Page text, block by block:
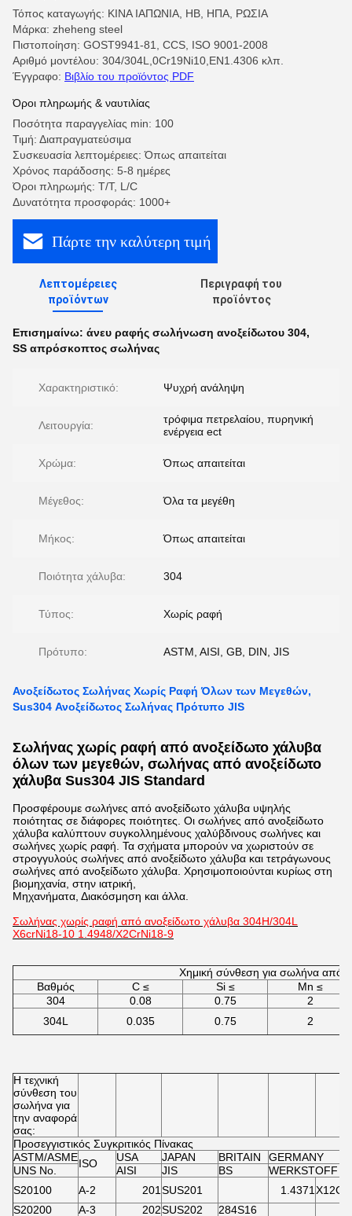
Τόπος καταγωγής: ΚΙΝΑ ΙΑΠΩΝΙΑ, ΗΒ, ΗΠΑ, ΡΩΣΙΑ
Μάρκα: zheheng steel
Πιστοποίηση: GOST9941-81, CCS, ISO 9001-2008
Αριθμό μοντέλου: 304/304L,0Cr19Ni10,EN1.4306 κλπ.
Έγγραφο: Βιβλίο του προϊόντος PDF
Όροι πληρωμής & ναυτιλίας
Ποσότητα παραγγελίας min: 100
Τιμή: Διαπραγματεύσιμα
Συσκευασία λεπτομέρειες: Όπως απαιτείται
Χρόνος παράδοσης: 5-8 ημέρες
Όροι πληρωμής: T/T, L/C
Δυνατότητα προσφοράς: 1000+
Πάρτε την καλύτερη τιμή
Λεπτομέρειες
προϊόντων
Περιγραφή του
προϊόντος
Επισημαίνω: άνευ ραφής σωλήνωση ανοξείδωτου 304,
SS απρόσκοπτος σωλήνας
Χαρακτηριστικό: Ψυχρή ανάληψη
Λειτουργία:
τρόφιμα πετρελαίου, πυρηνική
ενέργεια ect
Χρώμα: Όπως απαιτείται
Μέγεθος: Όλα τα μεγέθη
Μήκος: Όπως απαιτείται
Ποιότητα χάλυβα: 304
Τύπος: Χωρίς ραφή
Πρότυπο: ASTM, AISI, GB, DIN, JIS
Ανοξείδωτος Σωλήνας Χωρίς Ραφή Όλων των Μεγεθών,
Sus304 Ανοξείδωτος Σωλήνας Πρότυπο JIS
Σωλήνας χωρίς ραφή από ανοξείδωτο χάλυβα
όλων των μεγεθών, σωλήνας από ανοξείδωτο
χάλυβα Sus304 JIS Standard
Προσφέρουμε σωλήνες από ανοξείδωτο χάλυβα υψηλής
ποιότητας σε διάφορες ποιότητες. Οι σωλήνες από ανοξείδωτο
χάλυβα καλύπτουν συγκολλημένους χαλύβδινους σωλήνες και
σωλήνες χωρίς ραφή. Τα σχήματα μπορούν να χωριστούν σε
στρογγυλούς σωλήνες από ανοξείδωτο χάλυβα και τετράγωνους
σωλήνες από ανοξείδωτο χάλυβα. Χρησιμοποιούνται κυρίως στη
βιομηχανία, στην ιατρική,
Μηχανήματα, Διακόσμηση και άλλα.
Σωλήνας χωρίς ραφή από ανοξείδωτο χάλυβα 304H/304L
X6crNi18-10 1.4948/X2CrNi18-9
Χημική σύνθεση για σωλήνα από
Βαθμός
C ≤ Si ≤
Mn ≤
304
0.08 0.75
2
304L
0.035 0.75 2
Η τεχνική
σύνθεση του
σωλήνα για
την αναφορά
σας:
Προσεγγιστικός Συγκριτικός Πίνακας
ASTM/ASMEISO USA JAPAN BRITAIN
GERMANY
UNS No.
AISI JIS BS
WERKSTOFF
S20100
A-2 201 SUS201 1.4371
S20200
A-3 202SUS202 284S16